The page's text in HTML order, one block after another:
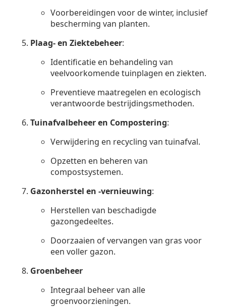
Voorbereidingen voor de winter, inclusief
bescherming van planten.
Plaag- en Ziektebeheer:
Identificatie en behandeling van
veelvoorkomende tuinplagen en ziekten.
Preventieve maatregelen en ecologisch
verantwoorde bestrijdingsmethoden.
Tuinafvalbeheer en Compostering:
Verwijdering en recycling van tuinafval.
Opzetten en beheren van
compostsystemen.
Gazonherstel en -vernieuwing:
Herstellen van beschadigde
gazongedeeltes.
Doorzaaien of vervangen van gras voor
een voller gazon.
Groenbeheer
Integraal beheer van alle
groenvoorzieningen.